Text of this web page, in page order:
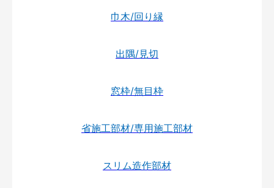
巾木/回り縁
出隅/見切
窓枠/無目枠
省施工部材/専用施工部材
スリム造作部材